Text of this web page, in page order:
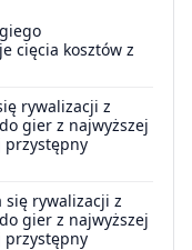
cięcia kosztów z
rywalizacji z
gier z najwyższej
przystępny
się rywalizacji z
gier z najwyższej
przystępny